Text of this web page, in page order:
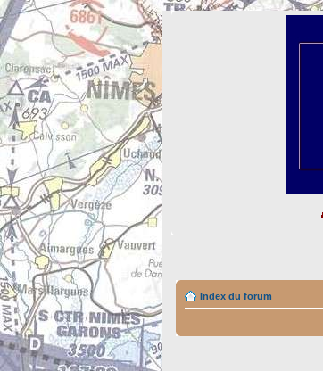
Index du forum